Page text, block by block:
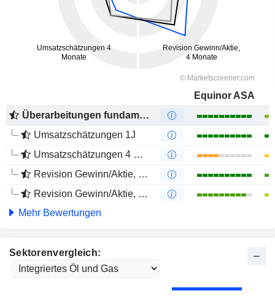
Equinor ASA
Überarbeitungen fundamentaler Schätzungen
Umsatzschätzungen 1J
Umsatzschätzungen 4 Monate
Revision Gewinn/Aktie, 1 Jahr
Revision Gewinn/Aktie, 4 Monate
Mehr Bewertungen
Sektorenvergleich: